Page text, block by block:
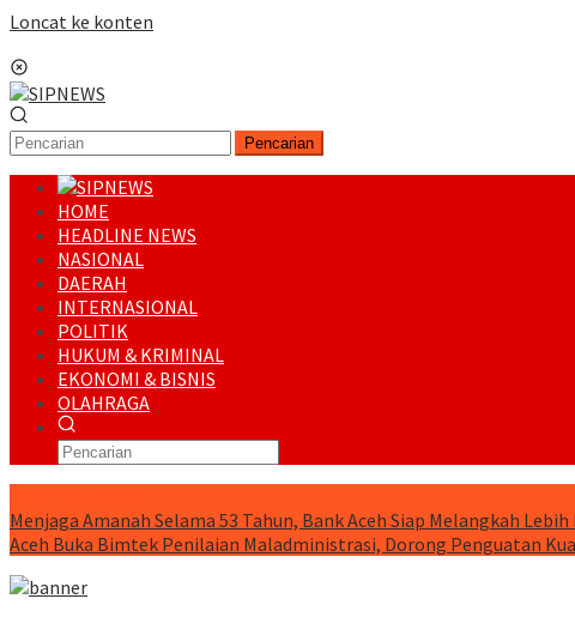
Loncat ke konten
Pencarian
HOME
HEADLINE NEWS
NASIONAL
DAERAH
INTERNASIONAL
POLITIK
HUKUM & KRIMINAL
EKONOMI & BISNIS
OLAHRAGA
Menjaga Amanah Selama 53 Tahun, Bank Aceh Siap Melangkah
Aceh Buka Bimtek Penilaian Maladministrasi, Dorong Penguatan